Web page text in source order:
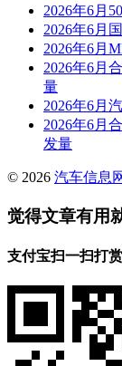
2026年6月
2026年6月
2026年6月
2026年6月
量
2026年6月
2026年6月
发量
© 2026 汽车信息
觉得文章有用
支付宝扫一扫打赏